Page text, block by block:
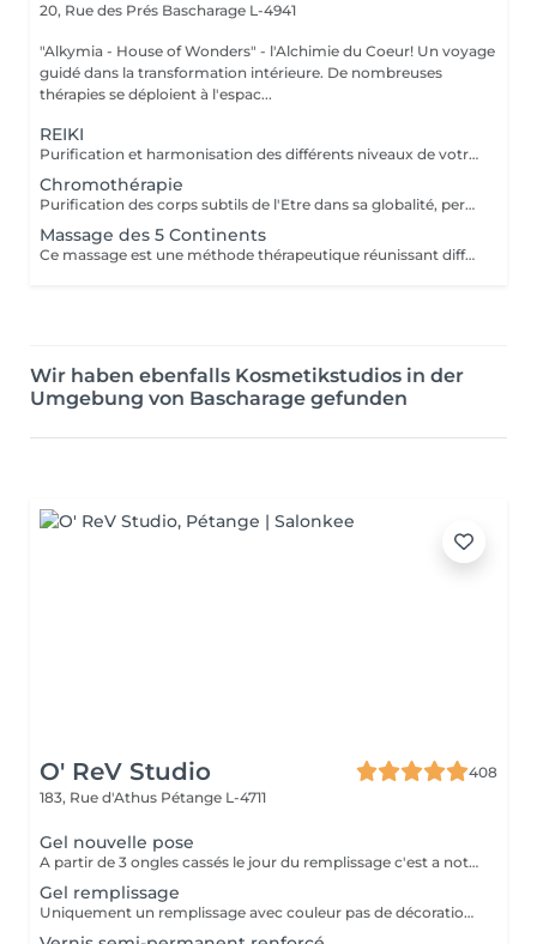
20, Rue des Prés Bascharage L-4941
"Alkymia - House of Wonders" - l'Alchimie du Coeur! Un voyage
guidé dans la transformation intérieure. De nombreuses
thérapies se déploient à l'espac...
REIKI
Purification et harmonisation des différents niveaux de votre être physique, émotionnel, mental et spirituel.
Chromothérapie
Purification des corps subtils de l'Etre dans sa globalité, permet une meilleure connexion à soi, une relaxation intense, un meilleur ancrage et une clarté d'esprit...
Massage des 5 Continents
Ce massage est une méthode thérapeutique réunissant différents types de massages : Lomi Lomi / Californien / Suédois / Tui Na / Ayurvédique et associant l'énergie du REIKI.
Wir haben ebenfalls Kosmetikstudios in der
Umgebung von Bascharage gefunden
O' ReV Studio
408
183, Rue d'Athus Pétange L-4711
Gel nouvelle pose
A partir de 3 ongles cassés le jour du remplissage c'est a noter une nouvelle pose.
Gel remplissage
Uniquement un remplissage avec couleur pas de décoration inclus.